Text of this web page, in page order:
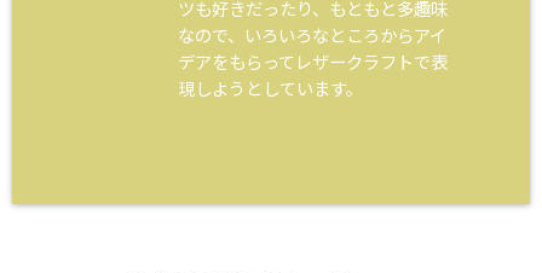
ツも好きだったり、もともと多趣味
なので、いろいろなところからアイ
デアをもらってレザークラフトで表
現しようとしています。